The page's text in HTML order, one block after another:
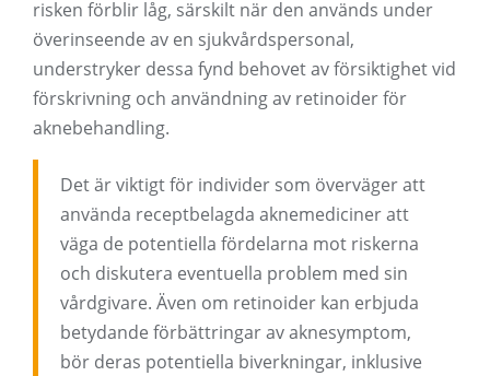
risken förblir låg, särskilt när den används under
överinseende av en sjukvårdspersonal,
understryker dessa fynd behovet av försiktighet vid
förskrivning och användning av retinoider för
aknebehandling.
Det är viktigt för individer som överväger att
använda receptbelagda aknemediciner att
väga de potentiella fördelarna mot riskerna
och diskutera eventuella problem med sin
vårdgivare. Även om retinoider kan erbjuda
betydande förbättringar av aknesymptom,
bör deras potentiella biverkningar, inklusive